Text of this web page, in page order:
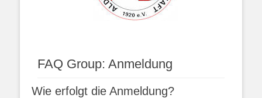
FAQ Group: Anmeldung
Wie erfolgt die Anmeldung?